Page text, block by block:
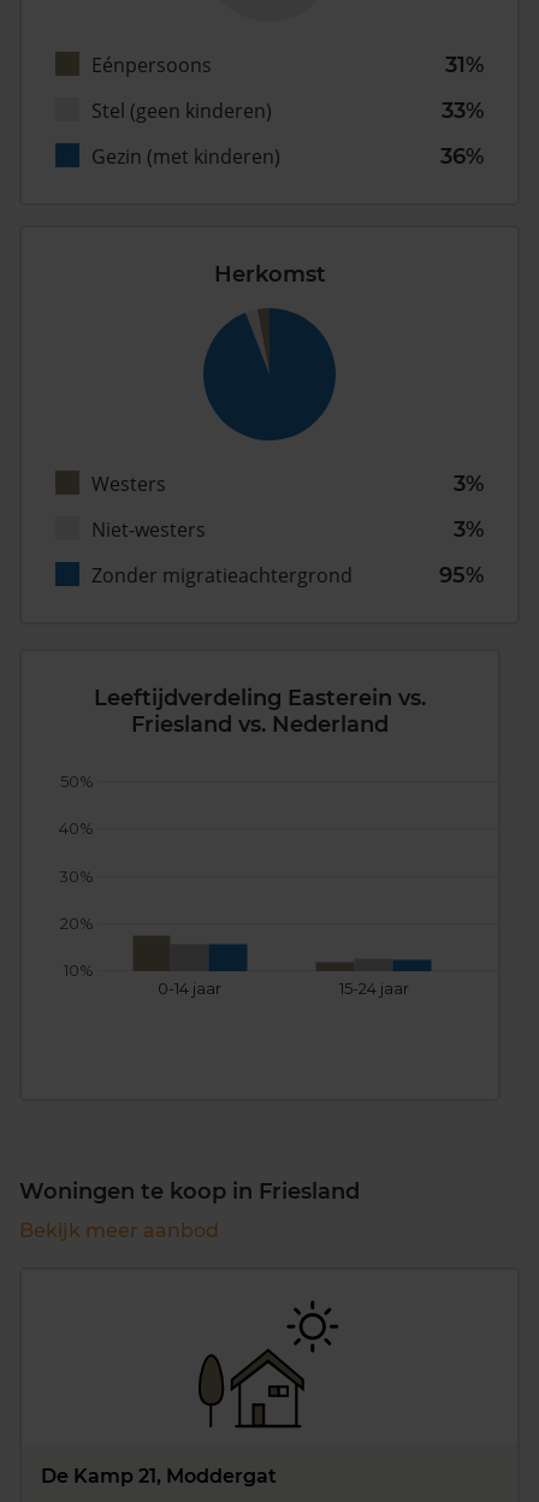
Eénpersoons
31%
Stel (geen kinderen)
33%
Gezin (met kinderen)
36%
Herkomst
Westers
3%
Niet-westers
3%
Zonder migratieachtergrond
95%
Leeftijdverdeling Easterein vs.
Friesland vs. Nederland
0-14 jaar 15-24 jaar
10%
20%
30%
40%
50%
Woningen te koop in Friesland
Bekijk meer aanbod
De Kamp 21, Moddergat